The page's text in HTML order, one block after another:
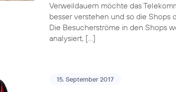
Verweildauern möchte das
besser verstehen und so die Shops
Die Besucherströme in den Shops
analysiert, […]
15. September 2017